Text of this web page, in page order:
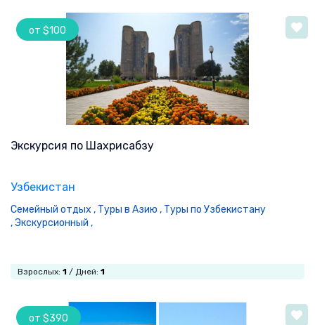
от $100
Экскурсия по Шахрисабзу
Узбекистан
Семейный отдых , Туры в Азию , Туры по Узбекистану
,Экскурсионный ,
Взрослых: 1 / Дней: 1
от $390